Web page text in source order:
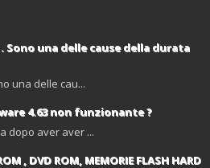
una delle cause della durata
una delle cau...
4.63 non funzionante ?
dopo aver aver ...
, DVD ROM, MEMORIE FLASH HARD